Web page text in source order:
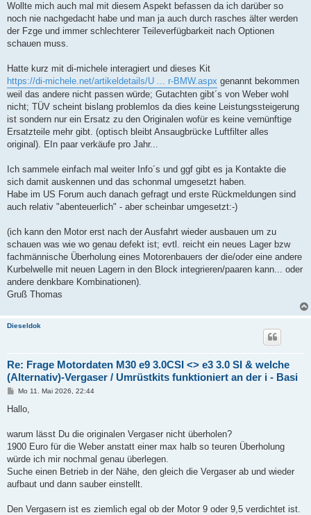
r
a
Wollte mich auch mal mit diesem Aspekt befassen da ich darüber so
noch nie nachgedacht habe und man ja auch durch rasches älter werden
der Fzge und immer schlechterer Teileverfügbarkeit nach Optionen
schauen muss.
Hatte kurz mit di-michele interagiert und dieses Kit
https://di-michele.net/artikeldetails/U ... r-BMW.aspx genannt bekommen
weil das andere nicht passen würde; Gutachten gibt´s von Weber wohl
nicht; TÜV scheint bislang problemlos da dies keine Leistungssteigerung
ist sondern nur ein Ersatz zu den Originalen wofür es keine vernünftige
Ersatzteile mehr gibt. (optisch bleibt Ansaugbrücke Luftfilter alles
original). EIn paar verkäufe pro Jahr...
Ich sammele einfach mal weiter Info´s und ggf gibt es ja Kontakte die
sich damit auskennen und das schonmal umgesetzt haben.
Habe im US Forum auch danach gefragt und erste Rückmeldungen sind
auch relativ "abenteuerlich" - aber scheinbar umgesetzt:-)
(ich kann den Motor erst nach der Ausfahrt wieder ausbauen um zu
schauen was wie wo genau defekt ist; evtl. reicht ein neues Lager bzw
fachmännische Überholung eines Motorenbauers der die/oder eine andere
Kurbelwelle mit neuen Lagern in den Block integrieren/paaren kann... oder
andere denkbare Kombinationen).
Gruß Thomas
Dieseldok
Re: Frage Motordaten M30 e9 3.0CSI <> e3 3.0 SI & welche
(Alternativ)-Vergaser / Umrüstkits funktioniert an der i - Basi
B
i
a
Mo 11. Mai 2026, 22:44
Hallo,
warum lässt Du die originalen Vergaser nicht überholen?
1900 Euro für die Weber anstatt einer max halb so teuren Überholung
würde ich mir nochmal genau überlegen.
Suche einen Betrieb in der Nähe, den gleich die Vergaser ab und wieder
aufbaut und dann sauber einstellt.
Den Vergasern ist es ziemlich egal ob der Motor 9 oder 9,5 verdichtet ist.